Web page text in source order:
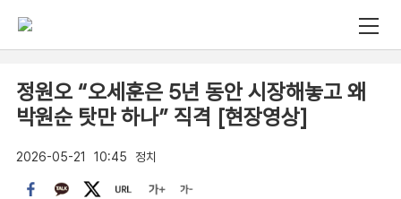
정원오 “오세훈은 5년 동안 시장해놓고 왜
박원순 탓만 하나” 직격 [현장영상]
2026-05-21 10:45 정치